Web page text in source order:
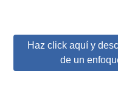
Haz click aquí y
de un